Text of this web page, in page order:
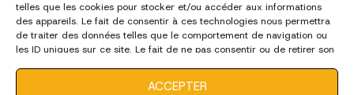
telles que les cookies pour stocker et/ou accéder aux informations
des appareils. Le fait de consentir à ces technologies nous permettra
de traiter des données telles que le comportement de navigation ou
les ID uniques sur ce site. Le fait de ne pas consentir ou de retirer son
ACCEPTER